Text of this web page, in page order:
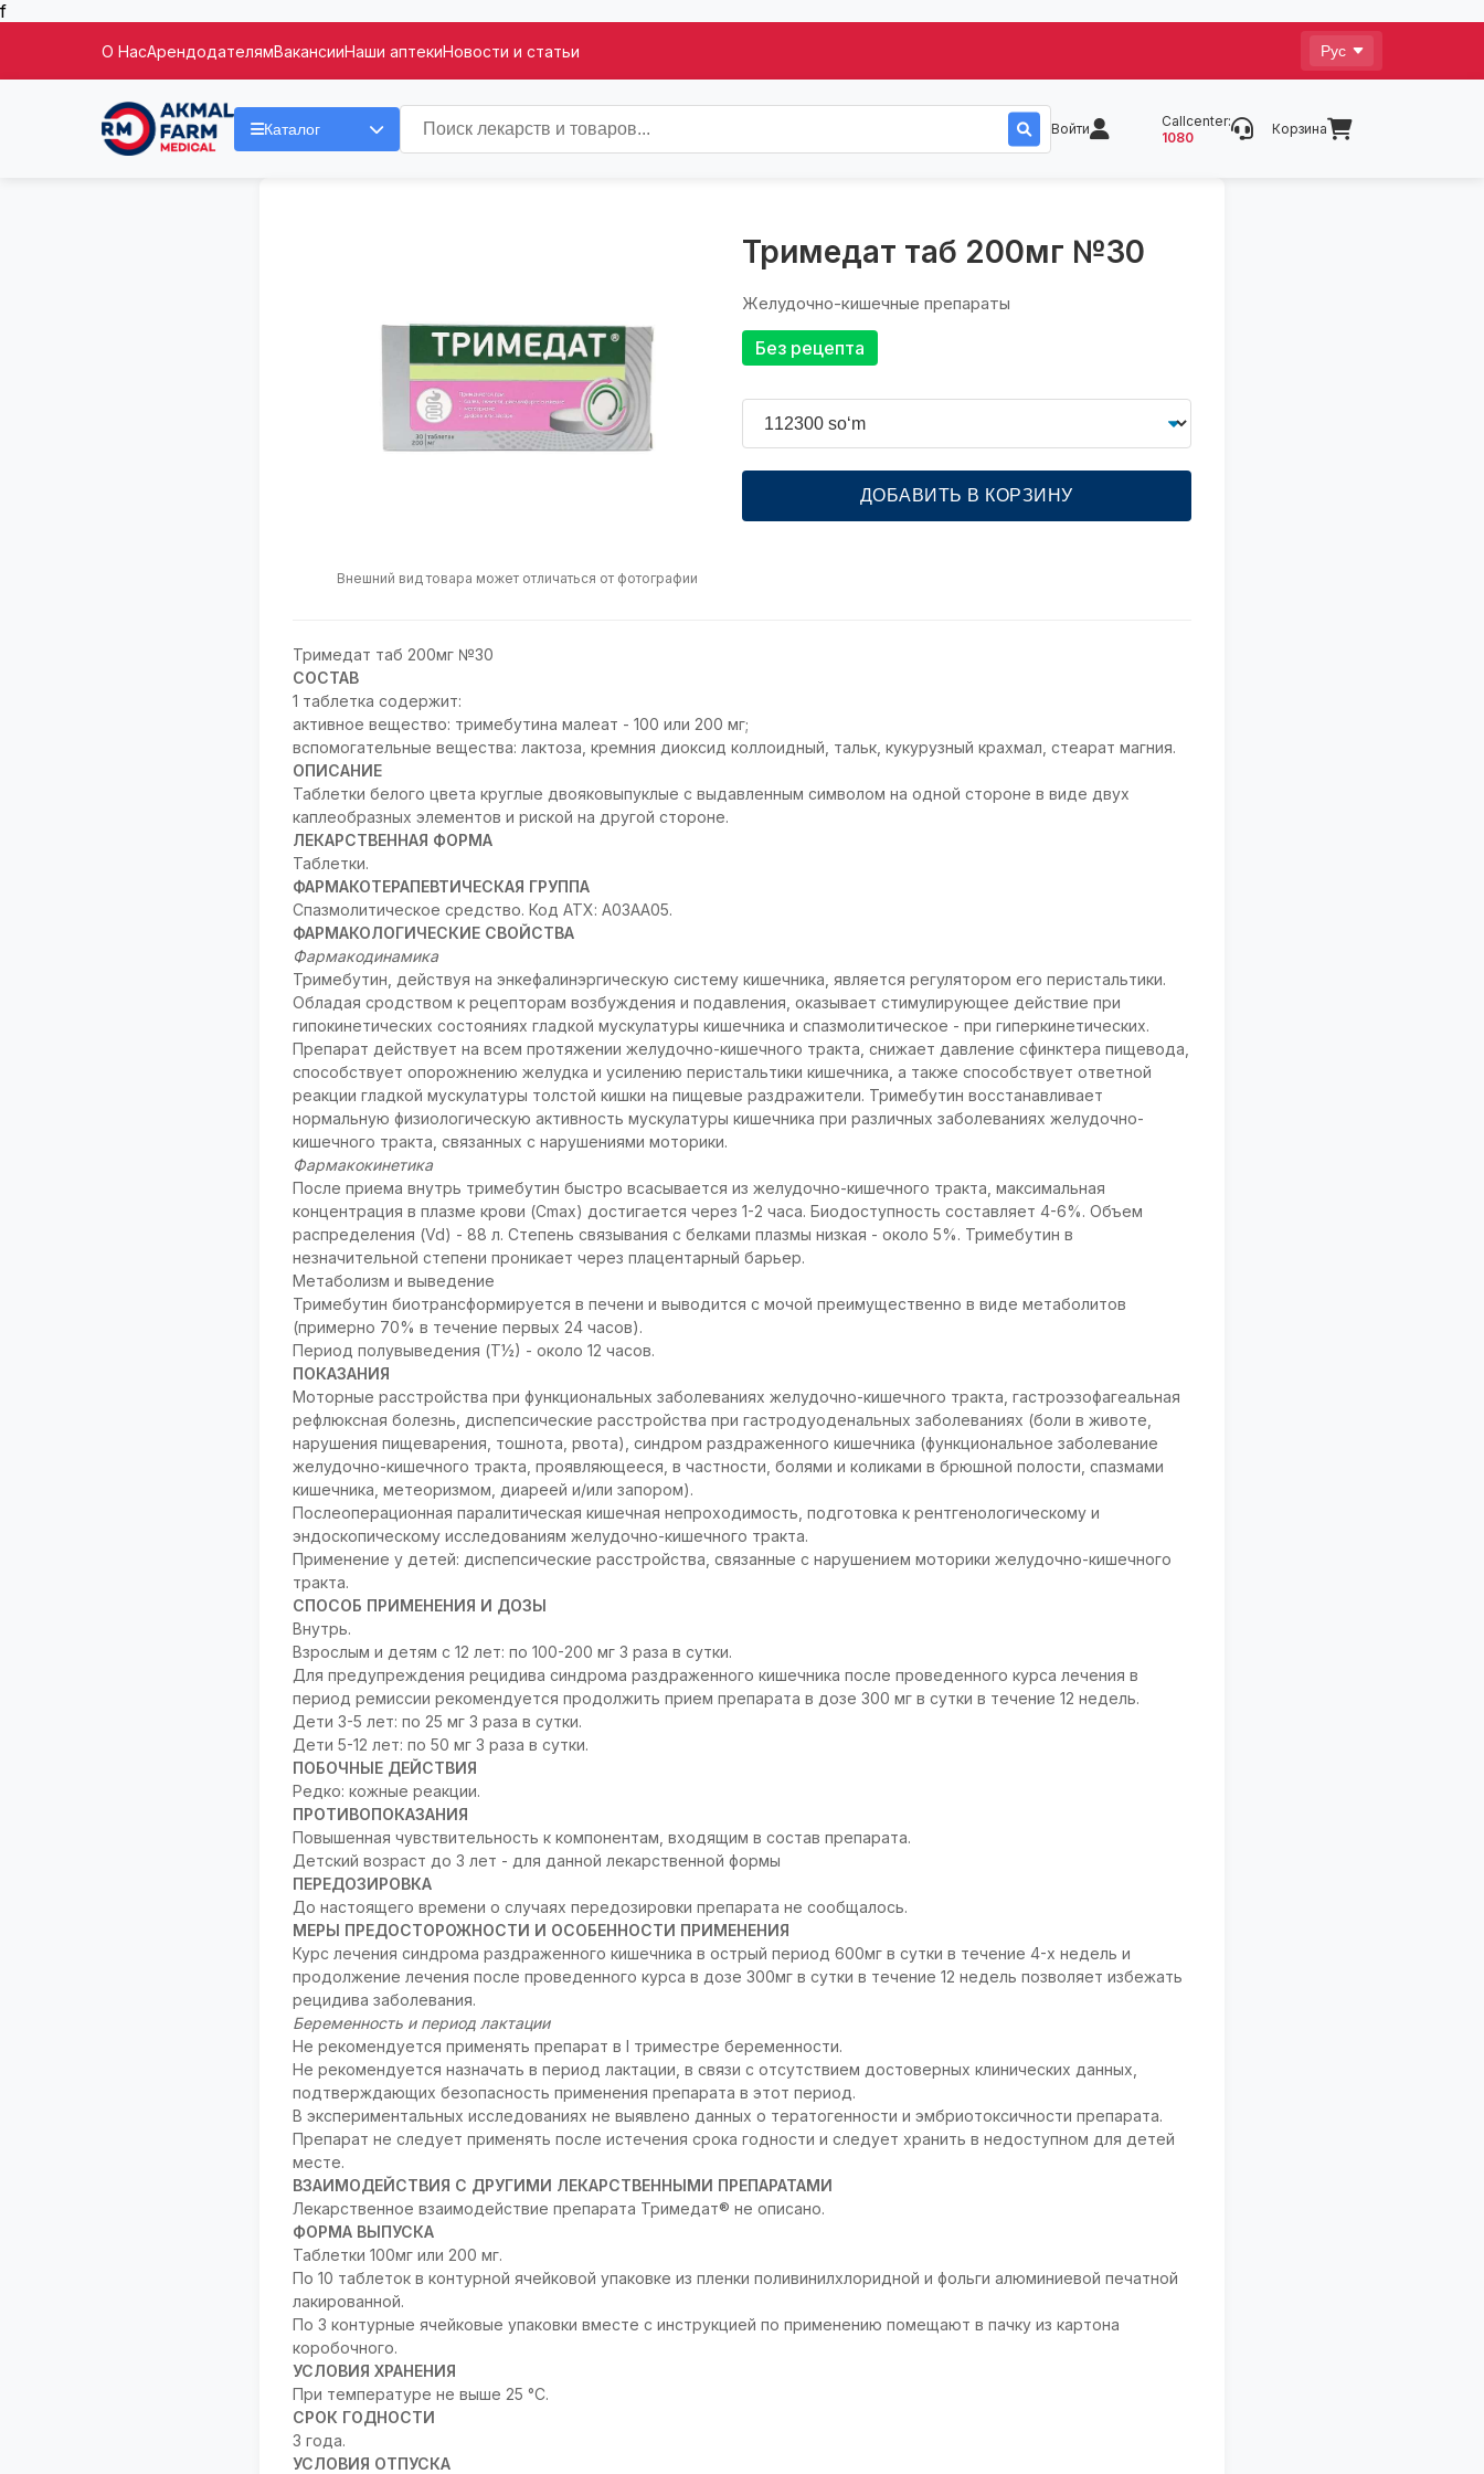
f
О НасАрендодателямВакансииНаши аптекиНовости и статьи
Каталог Войти
Callcenter:
1080
Корзина
Внешний вид товара может отличаться от фотографии
Тримедат таб 200мг №30
Желудочно-кишечные препараты
Без рецепта
ДОБАВИТЬ В КОРЗИНУ
Тримедат таб 200мг №30
СОСТАВ
1 таблетка содержит:
активное вещество: тримебутина малеат - 100 или 200 мг;
вспомогательные вещества: лактоза, кремния диоксид коллоидный, тальк, кукурузный крахмал, стеарат магния.
ОПИСАНИЕ
Таблетки белого цвета круглые двояковыпуклые с выдавленным символом на одной стороне в виде двух
каплеобразных элементов и риской на другой стороне.
ЛЕКАРСТВЕННАЯ ФОРМА
Таблетки.
ФАРМАКОТЕРАПЕВТИЧЕСКАЯ ГРУППА
Спазмолитическое средство. Код АТХ: А03АА05.
ФАРМАКОЛОГИЧЕСКИЕ СВОЙСТВА
Фармакодинамика
Тримебутин, действуя на энкефалинэргическую систему кишечника, является регулятором его перистальтики.
Обладая сродством к рецепторам возбуждения и подавления, оказывает стимулирующее действие при
гипокинетических состояниях гладкой мускулатуры кишечника и спазмолитическое - при гиперкинетических.
Препарат действует на всем протяжении желудочно-кишечного тракта, снижает давление сфинктера пищевода,
способствует опорожнению желудка и усилению перистальтики кишечника, а также способствует ответной
реакции гладкой мускулатуры толстой кишки на пищевые раздражители. Тримебутин восстанавливает
нормальную физиологическую активность мускулатуры кишечника при различных заболеваниях желудочно-
кишечного тракта, связанных с нарушениями моторики.
Фармакокинетика
После приема внутрь тримебутин быстро всасывается из желудочно-кишечного тракта, максимальная
концентрация в плазме крови (Сmax) достигается через 1-2 часа. Биодоступность составляет 4-6%. Объем
распределения (Vd) - 88 л. Степень связывания с белками плазмы низкая - около 5%. Тримебутин в
незначительной степени проникает через плацентарный барьер.
Метаболизм и выведение
Тримебутин биотрансформируется в печени и выводится с мочой преимущественно в виде метаболитов
(примерно 70% в течение первых 24 часов).
Период полувыведения (Т½) - около 12 часов.
ПОКАЗАНИЯ
Моторные расстройства при функциональных заболеваниях желудочно-кишечного тракта, гастроэзофагеальная
рефлюксная болезнь, диспепсические расстройства при гастродуоденальных заболеваниях (боли в животе,
нарушения пищеварения, тошнота, рвота), синдром раздраженного кишечника (функциональное заболевание
желудочно-кишечного тракта, проявляющееся, в частности, болями и коликами в брюшной полости, спазмами
кишечника, метеоризмом, диареей и/или запором).
Послеоперационная паралитическая кишечная непроходимость, подготовка к рентгенологическому и
эндоскопическому исследованиям желудочно-кишечного тракта.
Применение у детей: диспепсические расстройства, связанные с нарушением моторики желудочно-кишечного
тракта.
СПОСОБ ПРИМЕНЕНИЯ И ДОЗЫ
Внутрь.
Взрослым и детям с 12 лет: по 100-200 мг 3 раза в сутки.
Для предупреждения рецидива синдрома раздраженного кишечника после проведенного курса лечения в
период ремиссии рекомендуется продолжить прием препарата в дозе 300 мг в сутки в течение 12 недель.
Дети 3-5 лет: по 25 мг 3 раза в сутки.
Дети 5-12 лет: по 50 мг 3 раза в сутки.
ПОБОЧНЫЕ ДЕЙСТВИЯ
Редко: кожные реакции.
ПРОТИВОПОКАЗАНИЯ
Повышенная чувствительность к компонентам, входящим в состав препарата.
Детский возраст до 3 лет - для данной лекарственной формы
ПЕРЕДОЗИРОВКА
До настоящего времени о случаях передозировки препарата не сообщалось.
МЕРЫ ПРЕДОСТОРОЖНОСТИ И ОСОБЕННОСТИ ПРИМЕНЕНИЯ
Курс лечения синдрома раздраженного кишечника в острый период 600мг в сутки в течение 4-х недель и
продолжение лечения после проведенного курса в дозе 300мг в сутки в течение 12 недель позволяет избежать
рецидива заболевания.
Беременность и период лактации
Не рекомендуется применять препарат в I триместре беременности.
Не рекомендуется назначать в период лактации, в связи с отсутствием достоверных клинических данных,
подтверждающих безопасность применения препарата в этот период.
В экспериментальных исследованиях не выявлено данных о тератогенности и эмбриотоксичности препарата.
Препарат не следует применять после истечения срока годности и следует хранить в недоступном для детей
месте.
ВЗАИМОДЕЙСТВИЯ С ДРУГИМИ ЛЕКАРСТВЕННЫМИ ПРЕПАРАТАМИ
Лекарственное взаимодействие препарата Тримедат® не описано.
ФОРМА ВЫПУСКА
Таблетки 100мг или 200 мг.
По 10 таблеток в контурной ячейковой упаковке из пленки поливинилхлоридной и фольги алюминиевой печатной
лакированной.
По 3 контурные ячейковые упаковки вместе с инструкцией по применению помещают в пачку из картона
коробочного.
УСЛОВИЯ ХРАНЕНИЯ
При температуре не выше 25 °С.
СРОК ГОДНОСТИ
3 года.
УСЛОВИЯ ОТПУСКА